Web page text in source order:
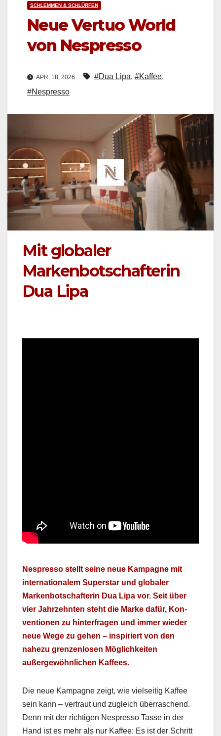
SCHLEMMEN & SCHLÜRFEN
Neue Vertuo World
von Nespresso
APR. 18, 2026 #Dua Lipa, #Kaffee,
#Nespresso
Mit globaler
Markenbotschafterin
Dua Lipa
Nespres­so stellt seine neue Kam­pagne mit
inter­na­tionalem Super­star und glob­aler
Marken­botschaf­terin Dua Lipa vor. Seit über
vier Jahrzehn­ten ste­ht die Marke dafür, Kon­
ven­tio­nen zu hin­ter­fra­gen und immer wieder
neue Wege zu gehen – inspiri­ert von den
nahezu gren­zen­losen Möglichkeit­en
außergewöhn­lichen Kaf­fees.
Die neue Kam­pagne zeigt, wie viel­seit­ig Kaf­fee
sein kann – ver­traut und zugle­ich über­raschend.
Denn mit der richti­gen Nespres­so Tasse in der
Hand ist es mehr als nur Kaf­fee: Es ist der Schritt